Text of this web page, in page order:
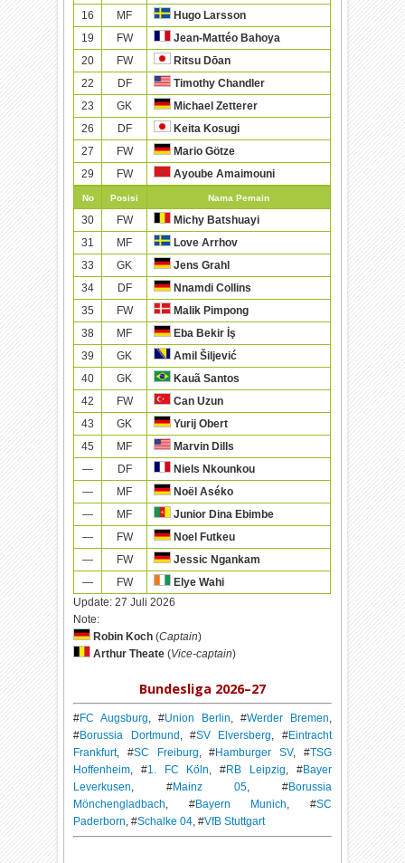
16
MF
Hugo Larsson
19
FW
Jean-Mattéo Bahoya
20
FW
Ritsu Dōan
22
DF
Timothy Chandler
23
GK
Michael Zetterer
26
DF
Keita Kosugi
27
FW
Mario Götze
29
FW Ayoube Amaimouni
No Posisi Nama Pemain
30 FW
Michy Batshuayi
31
MF
Love Arrhov
33
GK
Jens Grahl
34
DF
Nnamdi Collins
35
FW
Malik Pimpong
38
MF
Eba Bekir İş
39
GK
Amil Šiljević
40
GK
Kauã Santos
42
FW
Can Uzun
43
GK
Yurij Obert
45
MF
Marvin Dills
—
DF
Niels Nkounkou
—
MF
Noël Aséko
—
MF
Junior Dina Ebimbe
—
FW
Noel Futkeu
—
FW
Jessic Ngankam
—
FW
Elye Wahi
Update:27 Juli 2026
Note:
Robin Koch (Captain)
Arthur Theate (Vice-captain)
Bundesliga 2026–27
#FC Augsburg, #Union Berlin, #Werder Bremen,
#Borussia Dortmund , #SV Elversberg, #Eintracht
Frankfurt, #SC Freiburg, #Hamburger SV, #TSG
Hoffenheim, #1. FC Köln, #RB Leipzig, #Bayer
Leverkusen, #Mainz 05, #Borussia
Mönchengladbach, #Bayern Munich, #SC
Paderborn, #Schalke 04, #VfB Stuttgart